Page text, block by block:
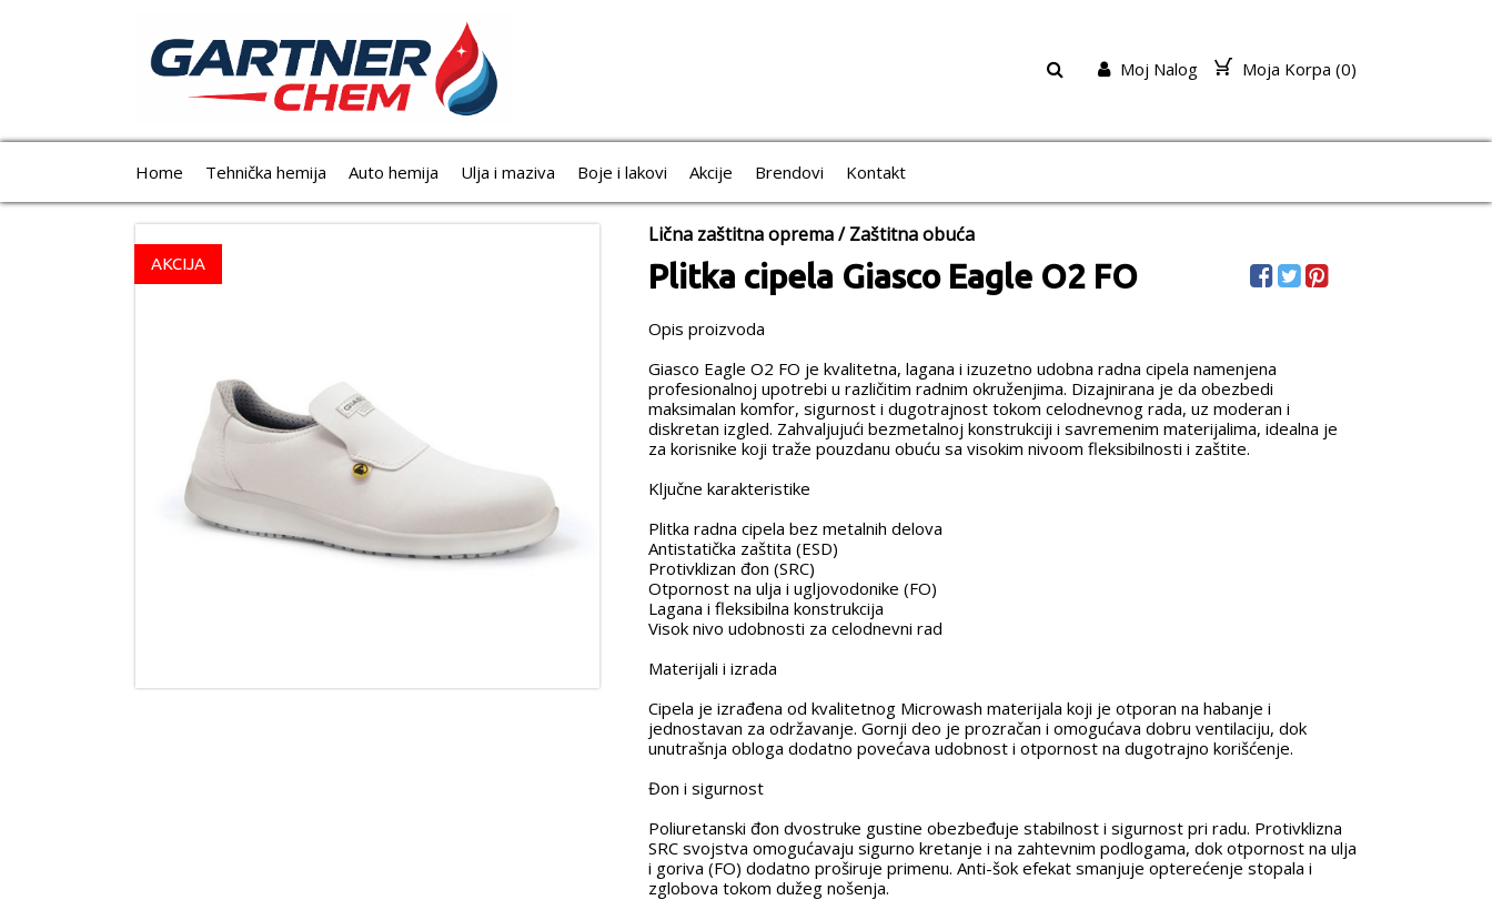
Moja Korpa (0)
Moj Nalog
Home Tehnička hemija Auto hemija Ulja i maziva Boje i lakovi Akcije Brendovi Kontakt
AKCIJA
Lična zaštitna oprema/Zaštitna obuća
Plitka cipela Giasco Eagle O2 FO
Opis proizvoda
Giasco Eagle O2 FO je kvalitetna, lagana i izuzetno udobna radna cipela namenjena
profesionalnoj upotrebi u različitim radnim okruženjima. Dizajnirana je da obezbedi
maksimalan komfor, sigurnost i dugotrajnost tokom celodnevnog rada, uz moderan i
diskretan izgled. Zahvaljujući bezmetalnoj konstrukciji i savremenim materijalima, idealna je
za korisnike koji traže pouzdanu obuću sa visokim nivoom fleksibilnosti i zaštite.
Ključne karakteristike
Plitka radna cipela bez metalnih delova
Antistatička zaštita (ESD)
Protivklizan đon (SRC)
Otpornost na ulja i ugljovodonike (FO)
Lagana i fleksibilna konstrukcija
Visok nivo udobnosti za celodnevni rad
Materijali i izrada
Cipela je izrađena od kvalitetnog Microwash materijala koji je otporan na habanje i
jednostavan za održavanje. Gornji deo je prozračan i omogućava dobru ventilaciju, dok
unutrašnja obloga dodatno povećava udobnost i otpornost na dugotrajno korišćenje.
Đon i sigurnost
Poliuretanski đon dvostruke gustine obezbeđuje stabilnost i sigurnost pri radu. Protivklizna
SRC svojstva omogućavaju sigurno kretanje i na zahtevnim podlogama, dok otpornost na ulja
i goriva (FO) dodatno proširuje primenu. Anti-šok efekat smanjuje opterećenje stopala i
zglobova tokom dužeg nošenja.